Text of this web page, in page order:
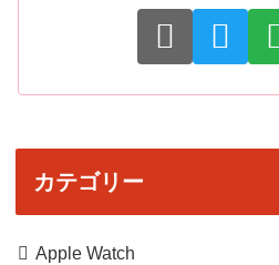
カテゴリー
Apple Watch